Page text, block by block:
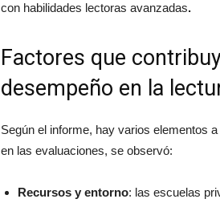
con habilidades lectoras avanzadas.
Factores que
desempeño en la
Según el informe, hay varios elementos
en las evaluaciones, se observó:
Recursos y entorno: las escuelas